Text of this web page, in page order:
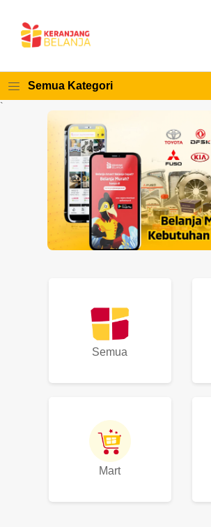
Semua Kategori
`
Semua
Mart